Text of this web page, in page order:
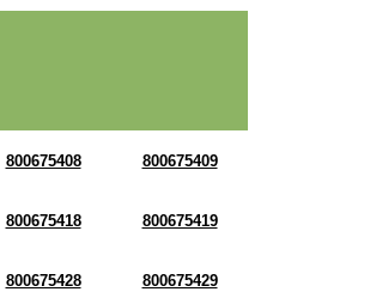
800675408 800675409
800675418 800675419
800675428 800675429